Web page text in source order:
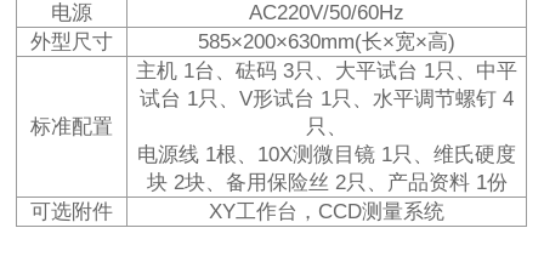
电源
AC220V/50/60Hz
外型尺寸
585×200×630mm(长×宽×高)
标准配置
主机 1台、砝码 3只、大平试台 1只、中平
试台 1只、V形试台 1只、水平调节螺钉 4
只、
电源线 1根、10X测微目镜 1只、维氏硬度
块 2块、备用保险丝 2只、产品资料 1份
可选附件
XY工作台，CCD测量系统